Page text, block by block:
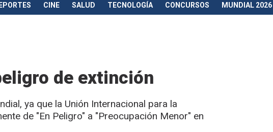
CINE SALUD TECNOLOGÍA CONCURSOS MUNDIAL 2026
de extinción
ya que la Unión Internacional para la
de "En Peligro" a "Preocupación Menor" en